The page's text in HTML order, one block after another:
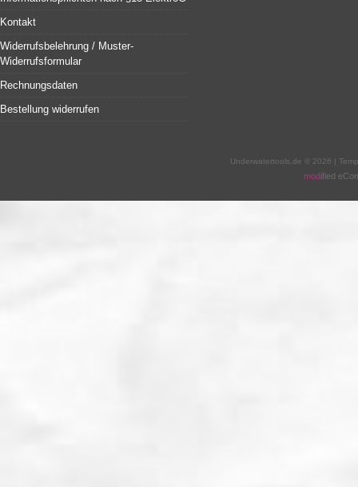
Kontakt
Widerrufsbelehrung / Muster-
Widerrufsformular
Rechnungsdaten
Bestellung widerrufen
Underwatertools.de © 2026 |
modified